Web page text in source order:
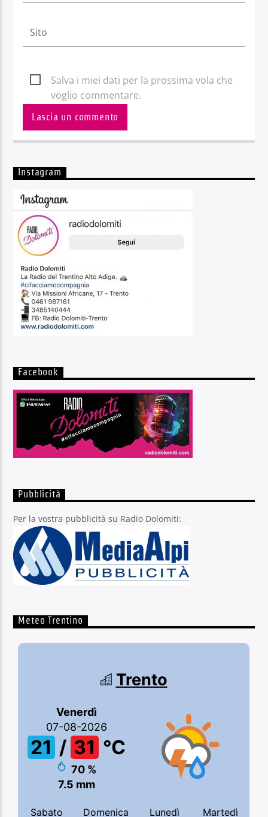
Salva i miei dati per la prossima vola che
voglio commentare.
Instagram
Facebook
Pubblicità
Per la vostra pubblicità su Radio Dolomiti:
Meteo Trentino